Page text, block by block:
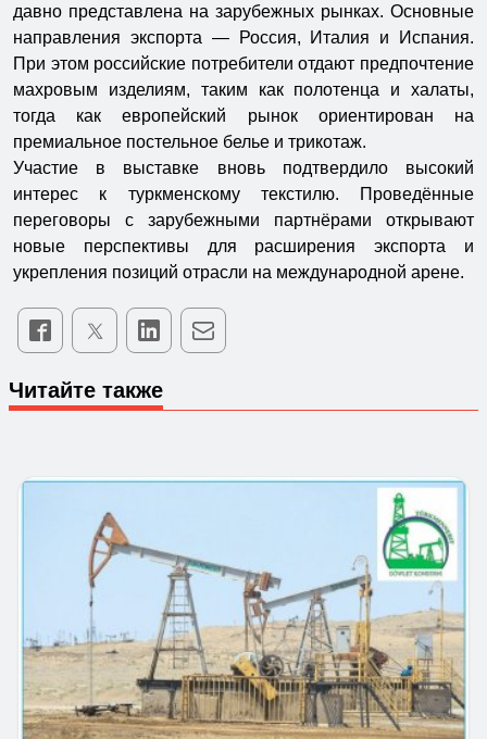
давно представлена на зарубежных рынках. Основные
направления экспорта — Россия, Италия и Испания.
При этом российские потребители отдают предпочтение
махровым изделиям, таким как полотенца и халаты,
тогда как европейский рынок ориентирован на
премиальное постельное белье и трикотаж.
Участие в выставке вновь подтвердило высокий
интерес к туркменскому текстилю. Проведённые
переговоры с зарубежными партнёрами открывают
новые перспективы для расширения экспорта и
укрепления позиций отрасли на международной арене.
Читайте также